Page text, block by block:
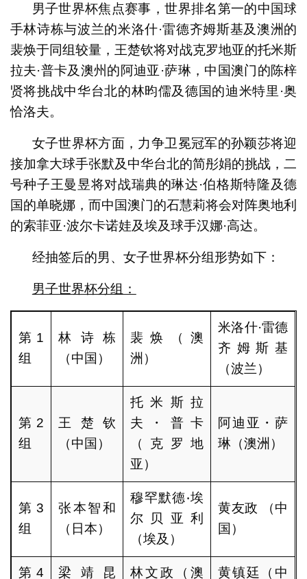
男子世界杯焦点赛事，世界排名第一的中国球
手林诗栋与波兰的米洛什·雷德齐姆斯基及澳洲的
裴焕于同组较量，王楚钦将对战克罗地亚的托米斯
拉夫·普卡及澳州的阿迪亚·萨琳，中国澳门的陈梓
贤将挑战中华台北的林昀儒及德国的迪米特里·奥
恰洛夫。
女子世界杯方面，力争卫冕冠军的孙颖莎将迎
接加拿大球手张默及中华台北的简彤娟的挑战，二
号种子王曼昱将对战瑞典的琳达·伯格斯特隆及德
国的单晓娜，而中国澳门的石慧莉将会对阵奥地利
的索菲亚·波尔卡诺娃及埃及球手汉娜·高达。
经抽签后的男、女子世界杯分组形势如下：
男子世界杯分组：
第1
组
林诗栋
（中国）
裴焕（澳
洲）
米洛什·雷德
齐姆斯基
（波兰）
第2
组
王楚钦
（中国）
托米斯拉
夫・普卡
（克罗地
亚）
阿迪亚・萨
琳（澳洲）
第3
组
张本智和
（日本）
穆罕默德‧埃
尔贝亚利
（埃及）
黄友政 （中
国）
第4 梁靖昆 林文政（澳 黄镇廷（中